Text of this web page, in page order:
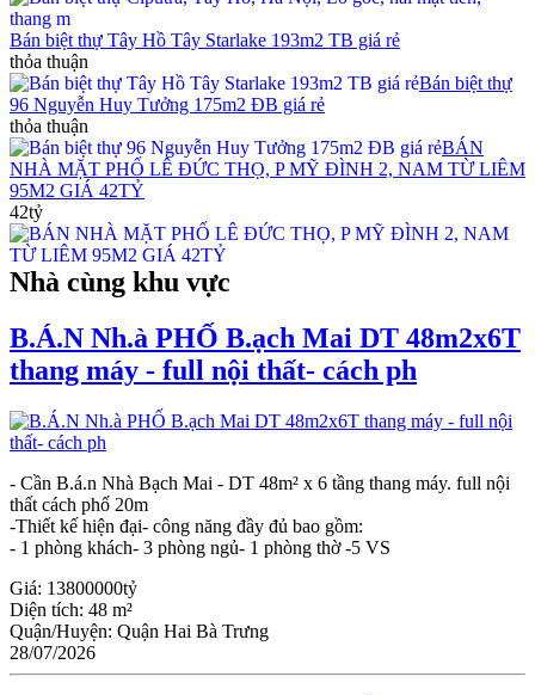
Bán biệt thự Tây Hồ Tây Starlake 193m2 TB giá rẻ
thỏa thuận
Bán biệt thự
96 Nguyễn Huy Tưởng 175m2 ĐB giá rẻ
thỏa thuận
BÁN
NHÀ MẶT PHỐ LÊ ĐỨC THỌ, P MỸ ĐÌNH 2, NAM TỪ LIÊM
95M2 GIÁ 42TỶ
42tỷ
Nhà cùng khu vực
B.Á.N Nh.à PHỐ B.ạch Mai DT 48m2x6T
thang máy - full nội thất- cách ph
- Cần B.á.n Nhà Bạch Mai - DT 48m² x 6 tầng thang máy. full nội
thất cách phố 20m
-Thiết kế hiện đại- công năng đầy đủ bao gồm:
- 1 phòng khách- 3 phòng ngủ- 1 phòng thờ -5 VS
Giá: 13800000tỷ
Diện tích: 48 m²
Quận/Huyện: Quận Hai Bà Trưng
28/07/2026